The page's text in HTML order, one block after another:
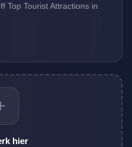
Top Tourist Attractions in
hier